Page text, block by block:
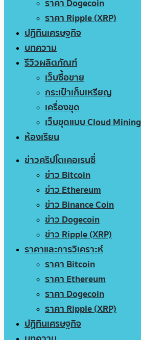
ราคา Dogecoin
ราคา Ripple (XRP)
ปฏิทินเศรษฐกิจ
บทความ
รีวิวผลิตภัณฑ์
เว็บซื้อขาย
กระเป๋าเก็บเหรียญ
เครื่องขุด
เว็บขุดแบบ Cloud Mining
ห้องเรียน
ข่าวคริปโตเคอเรนซี่
ข่าว Bitcoin
ข่าว Ethereum
ข่าว Binance Coin
ข่าว Dogecoin
ข่าว Ripple (XRP)
ราคาและการวิเคราะห์
ราคา Bitcoin
ราคา Ethereum
ราคา Dogecoin
ราคา Ripple (XRP)
ปฏิทินเศรษฐกิจ